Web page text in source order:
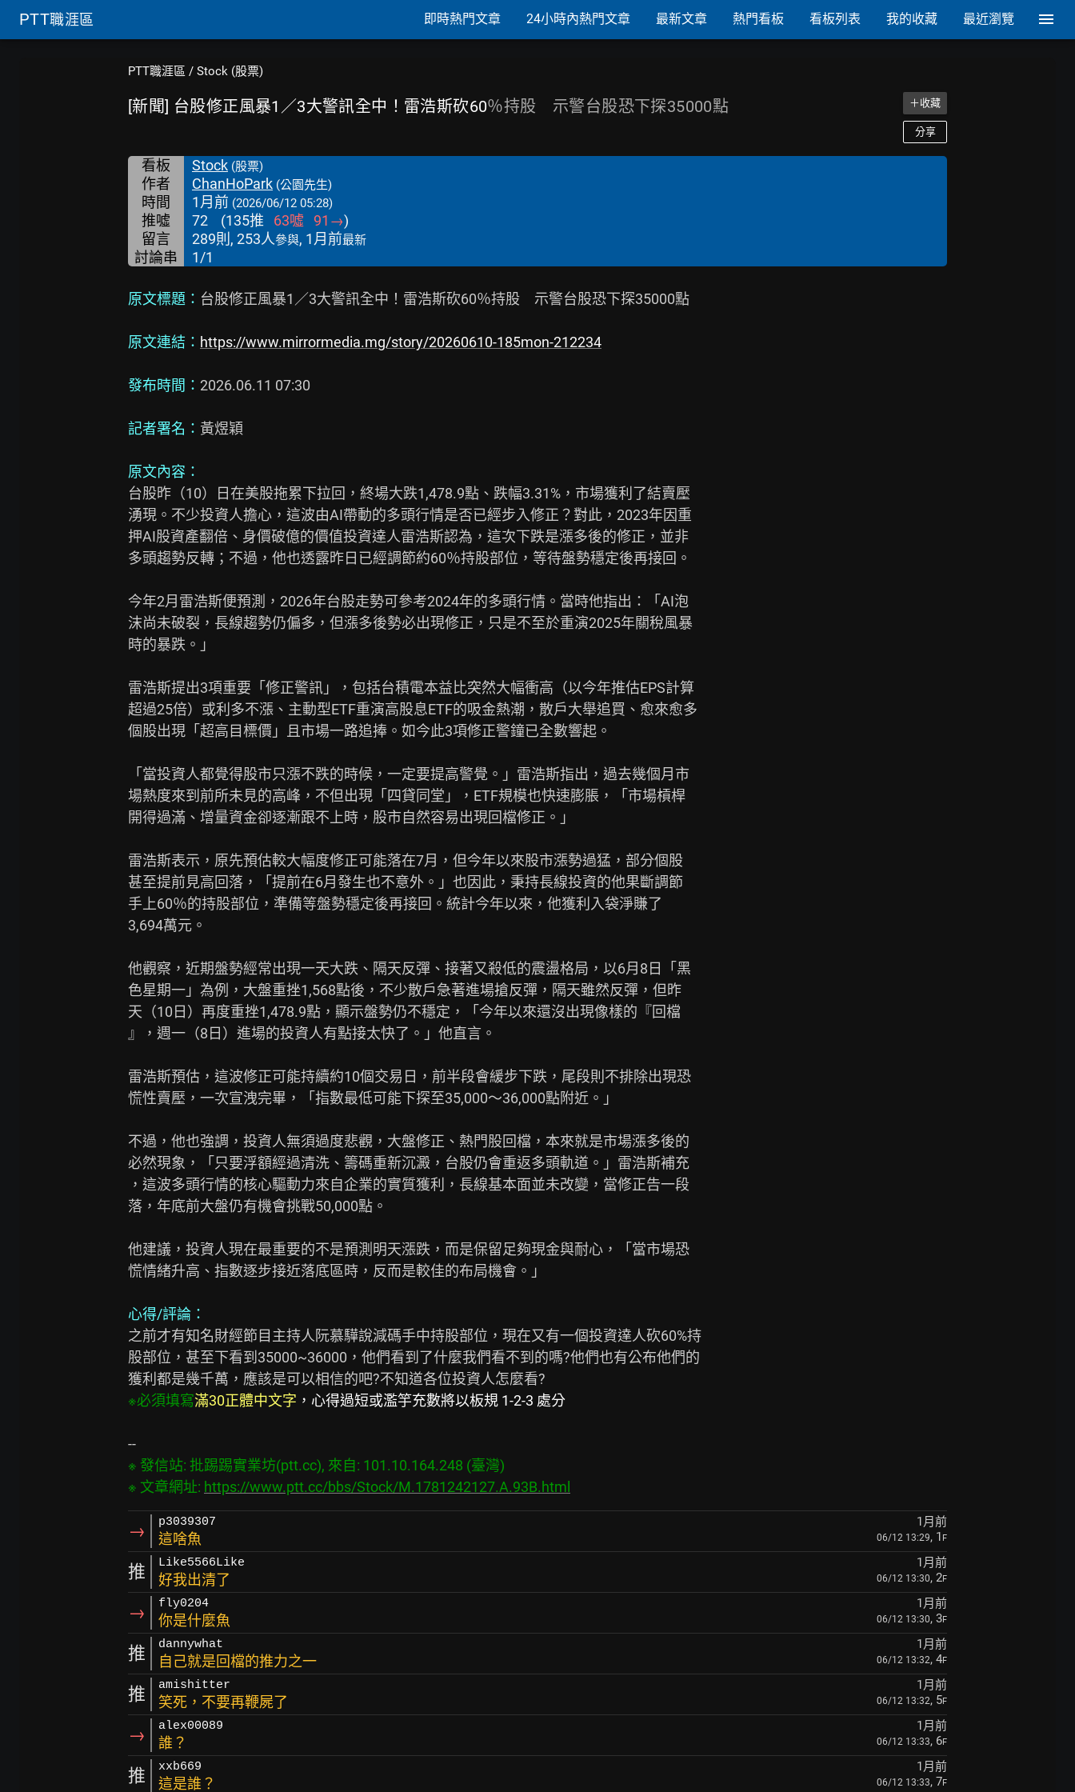
PTT職涯區 即時熱門文章 24小時內熱門文章 最新文章 熱門看板 看板列表 我的收藏 最近瀏覽
PTT職涯區 / Stock (股票)
[新聞] 台股修正風暴1／3大警訊全中！雷浩斯砍60％持股 示警台股恐下探35000點 ＋收藏
分享
看板 Stock (股票)
作者 ChanHoPark (公園先生)
時間 1月前 (2026/06/12 05:28)
推噓 72 (135推 63噓 91 →)
留言
289則, 253人參與, 1月前最新
討論串 1/1
原文標題： 台股修正風暴1／3大警訊全中！雷浩斯砍60％持股　示警台股恐下探35000點
原文連結： https://www.mirrormedia.mg/story/20260610-185mon-212234
發布時間： 2026.06.11 07:30
記者署名： 黃煜穎
原文內容：
台股昨（10）日在美股拖累下拉回，終場大跌1,478.9點、跌幅3.31%，市場獲利了結賣壓
湧現。不少投資人擔心，這波由AI帶動的多頭行情是否已經步入修正？對此，2023年因重
押AI股資產翻倍、身價破億的價值投資達人雷浩斯認為，這次下跌是漲多後的修正，並非
多頭趨勢反轉；不過，他也透露昨日已經調節約60％持股部位，等待盤勢穩定後再接回。
今年2月雷浩斯便預測，2026年台股走勢可參考2024年的多頭行情。當時他指出：「AI泡
沫尚未破裂，長線趨勢仍偏多，但漲多後勢必出現修正，只是不至於重演2025年關稅風暴
時的暴跌。」
雷浩斯提出3項重要「修正警訊」，包括台積電本益比突然大幅衝高（以今年推估EPS計算
超過25倍）或利多不漲、主動型ETF重演高股息ETF的吸金熱潮，散戶大舉追買、愈來愈多
個股出現「超高目標價」且市場一路追捧。如今此3項修正警鐘已全數響起。
「當投資人都覺得股市只漲不跌的時候，一定要提高警覺。」雷浩斯指出，過去幾個月市
場熱度來到前所未見的高峰，不但出現「四貸同堂」，ETF規模也快速膨脹，「市場槓桿
開得過滿、增量資金卻逐漸跟不上時，股市自然容易出現回檔修正。」
雷浩斯表示，原先預估較大幅度修正可能落在7月，但今年以來股市漲勢過猛，部分個股
甚至提前見高回落，「提前在6月發生也不意外。」也因此，秉持長線投資的他果斷調節
手上60％的持股部位，準備等盤勢穩定後再接回。統計今年以來，他獲利入袋淨賺了
3,694萬元。
他觀察，近期盤勢經常出現一天大跌、隔天反彈、接著又殺低的震盪格局，以6月8日「黑
色星期一」為例，大盤重挫1,568點後，不少散戶急著進場搶反彈，隔天雖然反彈，但昨
天（10日）再度重挫1,478.9點，顯示盤勢仍不穩定，「今年以來還沒出現像樣的『回檔
』，週一（8日）進場的投資人有點接太快了。」他直言。
雷浩斯預估，這波修正可能持續約10個交易日，前半段會緩步下跌，尾段則不排除出現恐
慌性賣壓，一次宣洩完畢，「指數最低可能下探至35,000～36,000點附近。」
不過，他也強調，投資人無須過度悲觀，大盤修正、熱門股回檔，本來就是市場漲多後的
必然現象，「只要浮額經過清洗、籌碼重新沉澱，台股仍會重返多頭軌道。」雷浩斯補充
，這波多頭行情的核心驅動力來自企業的實質獲利，長線基本面並未改變，當修正告一段
落，年底前大盤仍有機會挑戰50,000點。
他建議，投資人現在最重要的不是預測明天漲跌，而是保留足夠現金與耐心，「當市場恐
慌情緒升高、指數逐步接近落底區時，反而是較佳的布局機會。」
心得/評論：
之前才有知名財經節目主持人阮慕驊說減碼手中持股部位，現在又有一個投資達人砍60%持
股部位，甚至下看到35000~36000，他們看到了什麼我們看不到的嗎?他們也有公布他們的
※必須填寫滿30正體中文字 ，心得過短或濫竽充數將以板規 1-2-3 處分
※ 發信站: 批踢踢實業坊(ptt.cc), 來自: 101.10.164.248 (臺灣)
※ 文章網址: https://www.ptt.cc/bbs/Stock/M.1781242127.A.93B.html
→ p3039307 1月前
這啥魚 06/12 13:29, 1 F
推 Like5566Like 1月前
好我出清了 06/12 13:30, 2F
→ fly0204 1月前
你是什麼魚 06/12 13:30, 3F
推 dannywhat 1月前
自己就是回檔的推力之一 06/12 13:32, 4F
推 amishitter 1月前
笑死，不要再鞭屍了 06/12 13:32, 5F
→ alex00089 1月前
誰？ 06/12 13:33, 6F
推 xxb669 1月前
這是誰？ 06/12 13:33, 7F